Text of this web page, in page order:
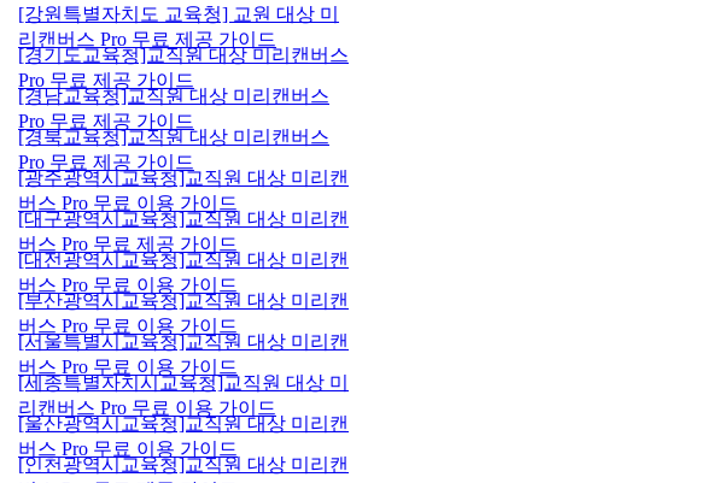
[강원특별자치도 교육청] 교원 대상 미
리캔버스 Pro 무료 제공 가이드
[경기도교육청]교직원 대상 미리캔버스
Pro 무료 제공 가이드
[경남교육청]교직원 대상 미리캔버스
Pro 무료 제공 가이드
[경북교육청]교직원 대상 미리캔버스
Pro 무료 제공 가이드
[광주광역시교육청]교직원 대상 미리캔
버스 Pro 무료 이용 가이드
[대구광역시교육청]교직원 대상 미리캔
버스 Pro 무료 제공 가이드
[대전광역시교육청]교직원 대상 미리캔
버스 Pro 무료 이용 가이드
[부산광역시교육청]교직원 대상 미리캔
버스 Pro 무료 이용 가이드
[서울특별시교육청]교직원 대상 미리캔
버스 Pro 무료 이용 가이드
[세종특별자치시교육청]교직원 대상 미
리캔버스 Pro 무료 이용 가이드
[울산광역시교육청]교직원 대상 미리캔
버스 Pro 무료 이용 가이드
[인천광역시교육청]교직원 대상 미리캔